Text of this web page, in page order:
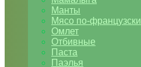
Манты
Мясо по-французски
Омлет
Отбивные
Паста
Паэлья